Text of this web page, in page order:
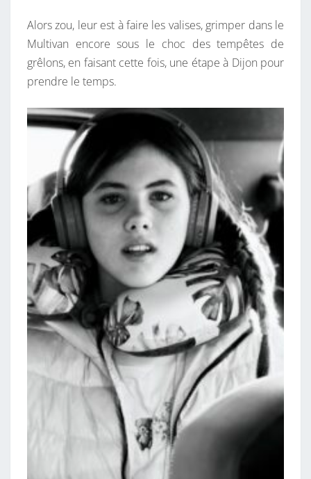
Alors zou, leur est à faire les valises, grimper dans le
Multivan encore sous le choc des tempêtes de
grêlons, en faisant cette fois, une étape à Dijon pour
prendre le temps.